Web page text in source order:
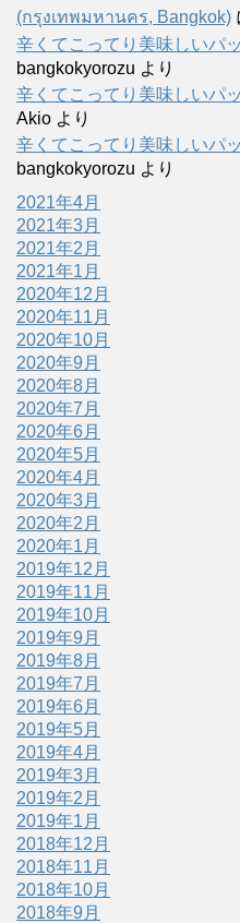
(กรุงเทพมหานคร, Bangkok)
辛くてこってり美味しいパ
bangkokyorozu より
辛くてこってり美味しいパ
Akio より
辛くてこってり美味しいパ
bangkokyorozu より
2021年4月
2021年3月
2021年2月
2021年1月
2020年12月
2020年11月
2020年10月
2020年9月
2020年8月
2020年7月
2020年6月
2020年5月
2020年4月
2020年3月
2020年2月
2020年1月
2019年12月
2019年11月
2019年10月
2019年9月
2019年8月
2019年7月
2019年6月
2019年5月
2019年4月
2019年3月
2019年2月
2019年1月
2018年12月
2018年11月
2018年10月
2018年9月